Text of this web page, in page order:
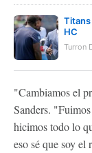
Titans
HC
Turron
"Cambiamos el
Sanders.
hicimos todo lo
eso sé que soy el